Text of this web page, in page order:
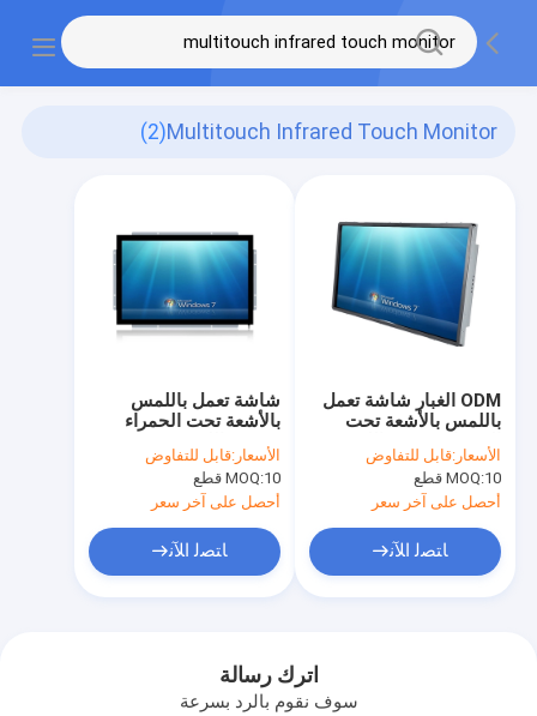
Multitouch Infrared Touch Monitor
(2)
شاشة تعمل باللمس
بالأشعة تحت الحمراء
متعددة اللمس
الأسعار:قابل للتفاوض
MOQ:10 قطع
أحصل على آخر سعر
ﺎﺘﺼﻟ ﺍﻶﻧ
ODM الغبار شاشة تعمل
باللمس بالأشعة تحت
الحمراء متعددة اللمس
المضادة للتخريب
الأسعار:قابل للتفاوض
MOQ:10 قطع
أحصل على آخر سعر
ﺎﺘﺼﻟ ﺍﻶﻧ
اترك رسالة
سوف نقوم بالرد بسرعة